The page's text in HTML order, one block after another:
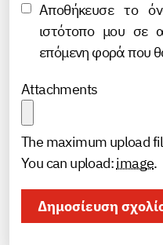
Αποθήκευσε το
ιστότοπο μου σε
επόμενη φορά που
Attachments
The maximum upload
You can upload:image.